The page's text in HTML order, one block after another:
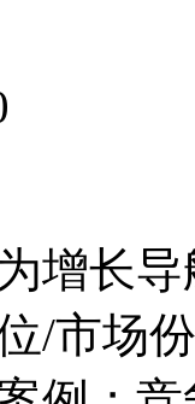
增长导
/市场